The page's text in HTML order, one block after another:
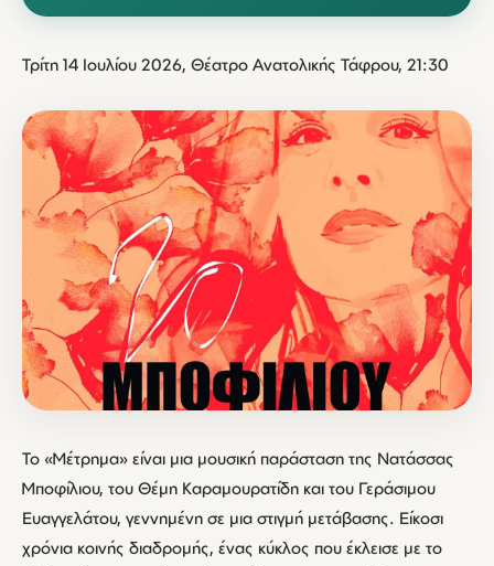
Τρίτη 14 Ιουλίου 2026, Θέατρο Ανατολικής Τάφρου, 21:30
Το «Μέτρημα» είναι μια μουσική παράσταση της Νατάσσας
Μποφίλιου, του Θέμη Καραμουρατίδη και του Γεράσιμου
Ευαγγελάτου, γεννημένη σε μια στιγμή μετάβασης. Είκοσι
χρόνια κοινής διαδρομής, ένας κύκλος που έκλεισε με το